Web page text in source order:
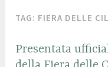
TAG: FIERA DELLE
FIERA
DELLE
Presentata